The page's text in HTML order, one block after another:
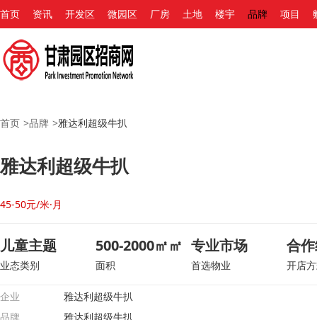
首页 资讯 开发区 微园区 厂房 土地 楼宇 品牌 项目
首页 >品牌 >雅达利超级牛扒
雅达利超级牛扒
45-50元/米·月
儿童主题
业态类别
500-2000㎡㎡
面积
专业市场
首选物业
合
开店
企业
雅达利超级牛扒
品牌
雅达利超级牛扒